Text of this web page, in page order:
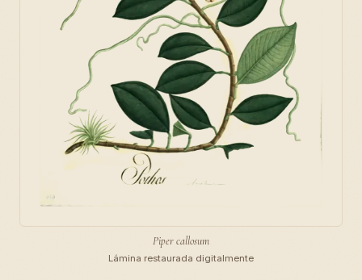
Piper callosum
Lámina restaurada digitalmente